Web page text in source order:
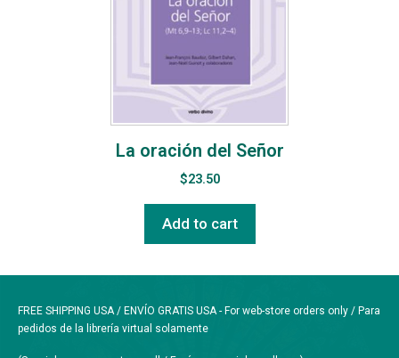
La oración del Señor
$23.50
Add to cart
FREE SHIPPING USA / ENVÍO GRATIS USA - For web-store orders only / Para
pedidos de la librería virtual solamente